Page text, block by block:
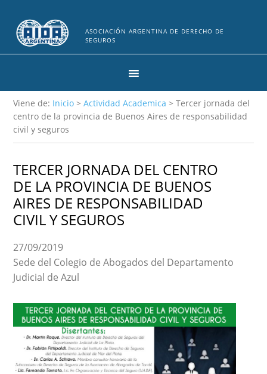
ASOCIACIÓN ARGENTINA DE DERECHO DE
SEGUROS
Viene de: Inicio>Actividad Academica > Tercer jornada del
centro de la provincia de Buenos Aires de responsabilidad
civil y seguros
TERCER JORNADA DEL CENTRO
DE LA PROVINCIA DE BUENOS
AIRES DE RESPONSABILIDAD
CIVIL Y SEGUROS
27/09/2019
Sede del Colegio de Abogados del Departamento
Judicial de Azul